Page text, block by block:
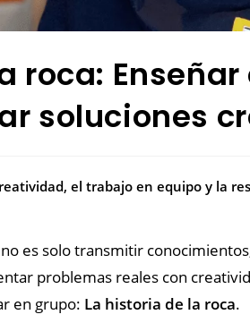
roca:
soluciones
el trabajo en equipo y la
es solo transmitir
problemas reales con
en grupo: La historia de la roca.